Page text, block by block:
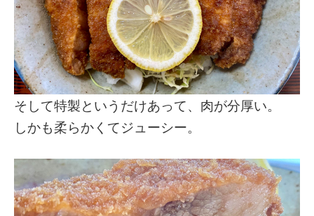
そして特製というだけあって、肉が分厚い。
しかも柔らかくてジューシー。